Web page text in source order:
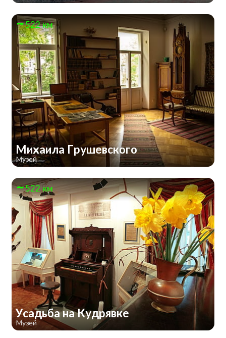
522 км
Михаила Грушевского
Музей
522 км
Усадьба на Кудрявке
Музей